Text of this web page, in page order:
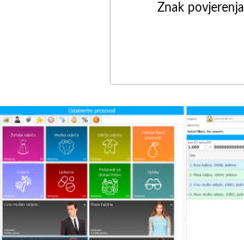
Znak povjerenja